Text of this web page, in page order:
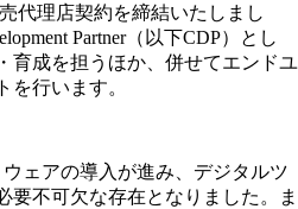
代理店契約を締結いたしまし
Partner（以下CDP）とし
育成を担うほか、併せてエンドユ
を行います。
ェアの導入が進み、デジタルツ
要不可欠な存在となりました。ま